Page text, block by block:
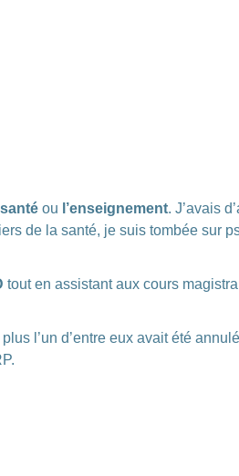
santé ou l’enseignement. J’avais
de la santé, je suis tombée sur
tout en assistant aux cours
l’un d’entre eux avait été